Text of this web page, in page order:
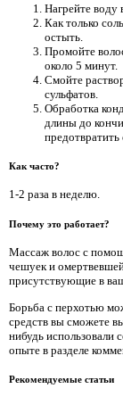
Нагрейте воду
Как только
остыть.
Промойте
около 5 минут.
Смойте
сульфатов.
Обработка
длины до
предотвратить
Как часто?
1-2 раза в неделю.
Почему это работает?
Массаж волос с
чешуек и
присутствующие в
Борьба с перхотью
средств вы сможете
нибудь использовали
опыте в разделе
Рекомендуемые статьи